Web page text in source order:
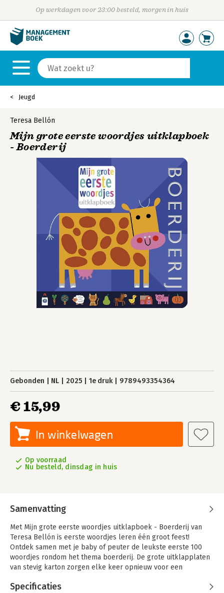
Op werkdagen voor 23:00 besteld, morgen in huis
Jeugd
Teresa Bellón
Mijn grote eerste woordjes uitklapboek
- Boerderij
Gebonden NL 2025 1e druk 9789493354364
€ 15,99
In winkelwagen
Op voorraad
Nu besteld, dinsdag in huis
Samenvatting
Met Mijn grote eerste woordjes uitklapboek - Boerderij van
Teresa Bellón is eerste woordjes leren één groot feest!
Ontdek samen met je baby of peuter de leukste eerste 100
woordjes rondom het thema boerderij. De grote uitklapplaten
van stevig karton zorgen elke keer opnieuw voor een
zilverfolie op het omslag. Perfect voor thuis en op de
Specificaties